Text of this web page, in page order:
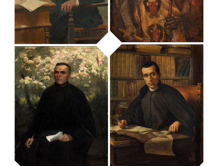
Francesc Pi i
Margall
MUHBA - Museu d'Història de Barcelona
Rector de
Vallfogona»
MUHBA - Museu d'Història de Barcelona
retrat de
Frederic Soler
«Serafí Pitarra»
MUHBA - Museu d'Història de Barcelona
retrat de Guillem
Ramon, Gran
Senescal